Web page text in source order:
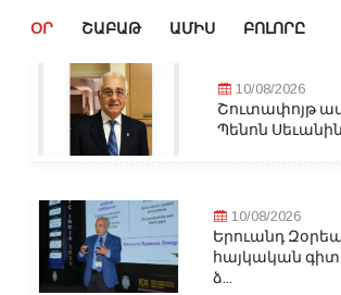
ՕՐ ՇԱԲԱԹ ԱՄԻՍ ԲՈԼՈՐԸ
10/08/2026
Շուտափոյթ
Պենոն Սեւանին
10/08/2026
Երուանդ
հայկական
ձ...